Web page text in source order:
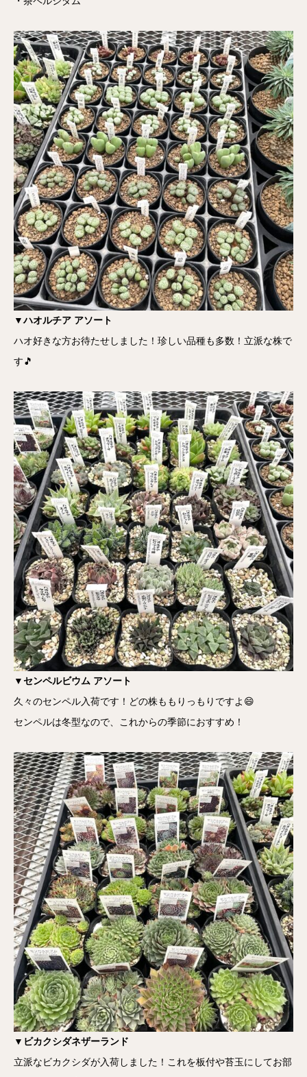
▼ハオルチア アソート
ハオ好きな方お待たせしました！珍しい品種も多数！立派な株で
す🎵
▼センペルビウム アソート
久々のセンペル入荷です！どの株ももりっもりですよ😄
センペルは冬型なので、これからの季節におすすめ！
▼ビカクシダネザーランド
立派なビカクシダが入荷しました！これを板付や苔玉にしてお部